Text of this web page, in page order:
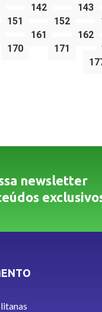
142 143
151 152
161 162
170 171
newsletter